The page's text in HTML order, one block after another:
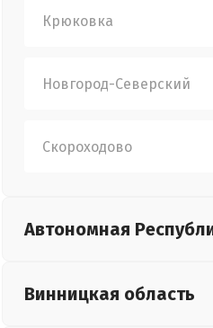
Крюковка
Новгород-Северский
Скороходово
Автономная
Винницкая область